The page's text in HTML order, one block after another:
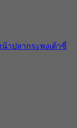
าปลากระพงเต้าซี่